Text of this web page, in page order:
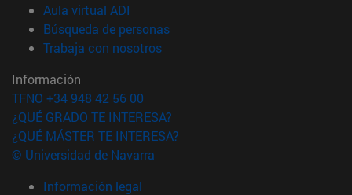
Aula virtual ADI
Búsqueda de personas(abre en nueva ventana)
Trabaja con nosotros(abre en nueva ventana)
Información
TFNO +34 948 42 56 00
¿QUÉ GRADO TE INTERESA?
¿QUÉ MÁSTER TE INTERESA?
© Universidad de Navarra
Información legal